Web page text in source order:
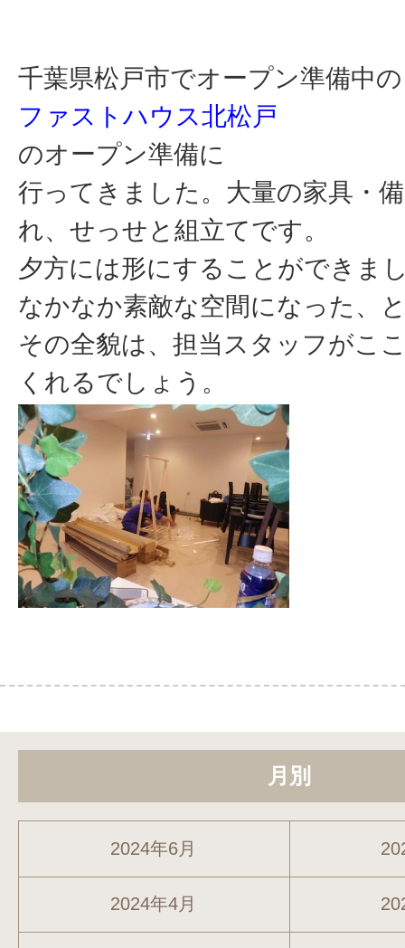
千葉県松戸市でオープン準備中の
ファストハウス北松戸
のオープン準備に
行ってきました。大量の家具・
れ、せっせと組立てです。
夕方には形にすることができま
なかなか素敵な空間になった、
その全貌は、担当スタッフがこ
くれるでしょう。
月別
2024年6月
2024年4月